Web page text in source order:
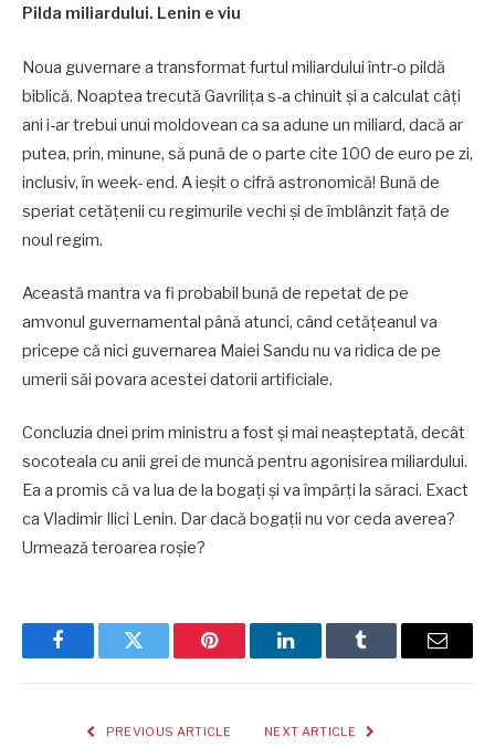
Pilda miliardului. Lenin e viu
Noua guvernare a transformat furtul miliardului într-o pildă
biblică. Noaptea trecută Gavrilița s-a chinuit și a calculat câți
ani i-ar trebui unui moldovean ca sa adune un miliard, dacă ar
putea, prin, minune, să pună de o parte cite 100 de euro pe zi,
inclusiv, în week- end. A ieșit o cifră astronomică! Bună de
speriat cetățenii cu regimurile vechi și de îmblânzit față de
noul regim.
Această mantra va fi probabil bună de repetat de pe
amvonul guvernamental până atunci, când cetățeanul va
pricepe că nici guvernarea Maiei Sandu nu va ridica de pe
umerii săi povara acestei datorii artificiale.
Concluzia dnei prim ministru a fost și mai neașteptată, decât
socoteala cu anii grei de muncă pentru agonisirea miliardului.
Ea a promis că va lua de la bogați și va împărți la săraci. Exact
ca Vladimir Ilici Lenin. Dar dacă bogații nu vor ceda averea?
Urmează teroarea roșie?
FacebookTwitter Pinterest LinkedInTumblr Email
PREVIOUS ARTICLE NEXT ARTICLE